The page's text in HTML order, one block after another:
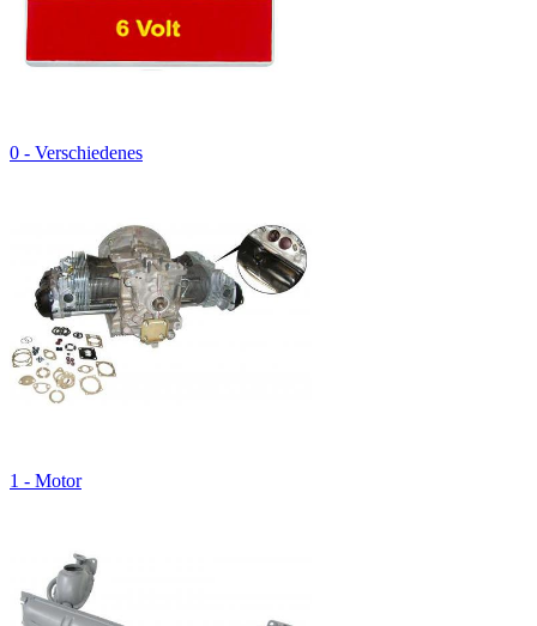
0 - Verschiedenes
1 - Motor